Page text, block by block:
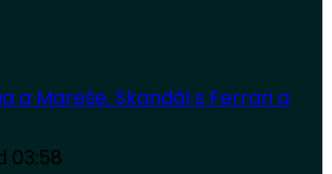
03:58